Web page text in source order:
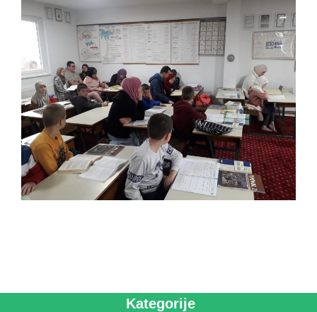
Kategorije